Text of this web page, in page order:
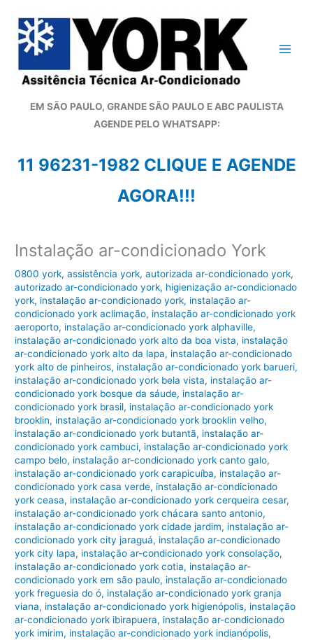
para
conteúdo
EM SÃO PAULO, GRANDE SÃO PAULO E ABC PAULISTA
AGENDE PELO WHATSAPP:
11 96231-1982 CLIQUE E AGENDE
AGORA!!!
Instalação ar-condicionado York
0800 york,assistência york,autorizada ar-condicionado york,
autorizado ar-condicionado york, higienização ar-condicionado
york, instalação ar-condicionado york, instalação ar-
condicionado york aclimação, instalação ar-condicionado york
aeroporto, instalação ar-condicionado york alphaville,
instalação ar-condicionado york alto da boa vista, instalação
ar-condicionado york alto da lapa, instalação ar-condicionado
york alto de pinheiros, instalação ar-condicionado york barueri,
instalação ar-condicionado york bela vista, instalação ar-
condicionado york bosque da sáude, instalação ar-
condicionado york brasil, instalação ar-condicionado york
brooklin, instalação ar-condicionado york brooklin velho,
instalação ar-condicionado york butantã, instalação ar-
condicionado york cambuci, instalação ar-condicionado york
campo belo, instalação ar-condicionado york canto galo,
instalação ar-condicionado york carapicuíba, instalação ar-
condicionado york casa verde, instalação ar-condicionado
york ceasa, instalação ar-condicionado york cerqueira cesar,
instalação ar-condicionado york chácara santo antonio,
instalação ar-condicionado york cidade jardim, instalação ar-
condicionado york city jaraguá, instalação ar-condicionado
york city lapa, instalação ar-condicionado york consolação,
instalação ar-condicionado york cotia, instalação ar-
condicionado york em são paulo, instalação ar-condicionado
york freguesia do ó, instalação ar-condicionado york granja
viana, instalação ar-condicionado york higienópolis, instalação
ar-condicionado york ibirapuera, instalação ar-condicionado
york imirim, instalação ar-condicionado york indianópolis,